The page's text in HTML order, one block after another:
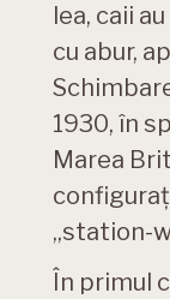
lea, caii
cu abur,
1930, în
Marea
„station-
În primul